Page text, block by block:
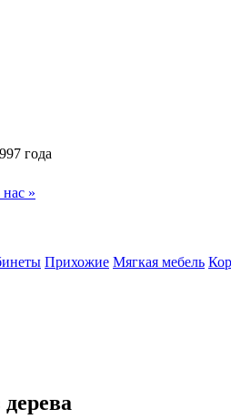
года
»
Прихожие Мягкая мебель